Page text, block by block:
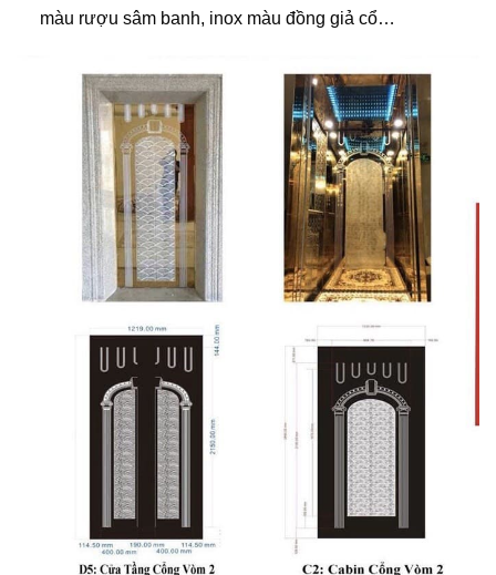
màu rượu sâm banh, inox màu đồng giả cổ…